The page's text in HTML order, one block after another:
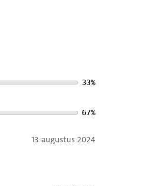
33%
67%
13 augustus 2024